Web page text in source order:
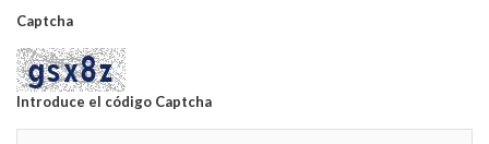
Captcha
Introduce el código Captcha